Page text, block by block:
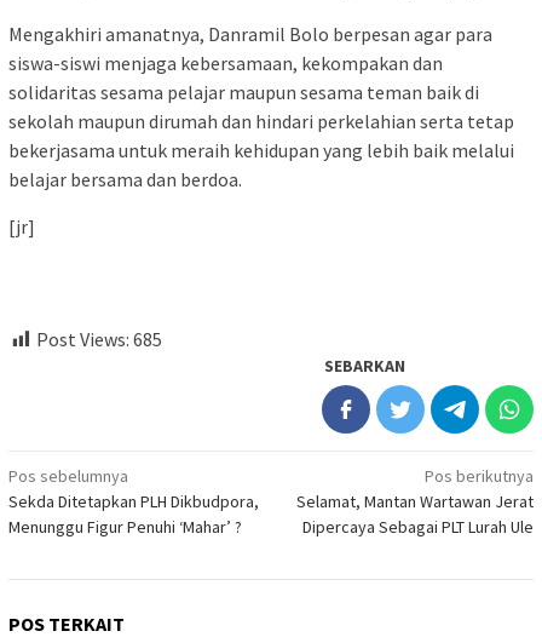
Mengakhiri amanatnya, Danramil Bolo berpesan agar para
siswa-siswi menjaga kebersamaan, kekompakan dan
solidaritas sesama pelajar maupun sesama teman baik di
sekolah maupun dirumah dan hindari perkelahian serta tetap
bekerjasama untuk meraih kehidupan yang lebih baik melalui
belajar bersama dan berdoa.
[jr]
Post Views: 685
SEBARKAN
Navigasi
pos
Pos sebelumnya
Sekda Ditetapkan PLH Dikbudpora,
Menunggu Figur Penuhi ‘Mahar’ ?
Pos berikutnya
Selamat, Mantan Wartawan Jerat
Dipercaya Sebagai PLT Lurah Ule
POS TERKAIT